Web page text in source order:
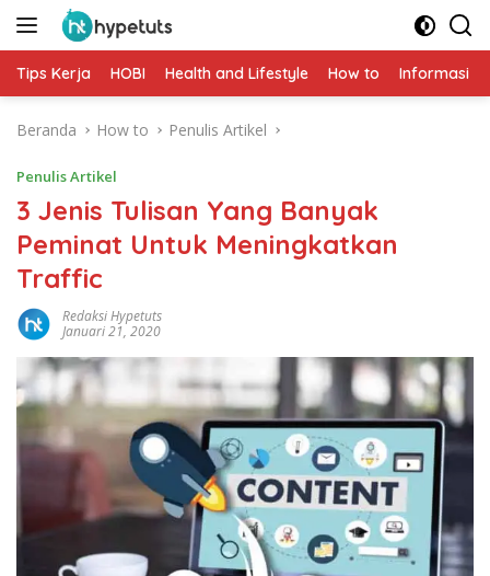
Langsung
Tips Kerja HOBI Health and Lifestyle How to Informasi
Beranda How to Penulis Artikel
Penulis Artikel
3 Jenis Tulisan Yang Banyak
Peminat Untuk Meningkatkan
Traffic
Redaksi Hypetuts
Januari 21, 2020